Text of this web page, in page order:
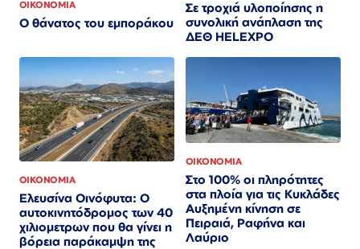
ΟΙΚΟΝΟΜΙΑ
Ο θάνατος του εμποράκου
Σε τροχιά υλοποίησης η
συνολική ανάπλαση της
ΔΕΘ HELEXPO
ΟΙΚΟΝΟΜΙΑ
Ελευσίνα Οινόφυτα: Ο
αυτοκινητόδρομος των 40
χιλιομετρων που θα γίνει η
βόρεια παράκαμψη της
ΟΙΚΟΝΟΜΙΑ
Στο 100% οι πληρότητες
στα πλοία για τις Κυκλάδες
Αυξημένη κίνηση σε
Πειραιά, Ραφήνα και
Λαύριο